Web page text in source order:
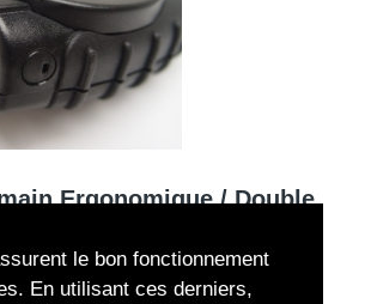
le bon fonctionnement
En utilisant ces derniers,
Ergonomique / Double
avec haut-parleur déporté pour une